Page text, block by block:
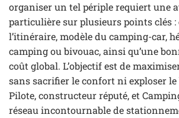
organiser un tel périple requiert une
particulière sur plusieurs points clés :
l’itinéraire, modèle du camping-car,
camping ou bivouac, ainsi qu’une
coût global. L’objectif est de
sans sacrifier le confort ni exploser le
Pilote, constructeur réputé, et
réseau incontournable de